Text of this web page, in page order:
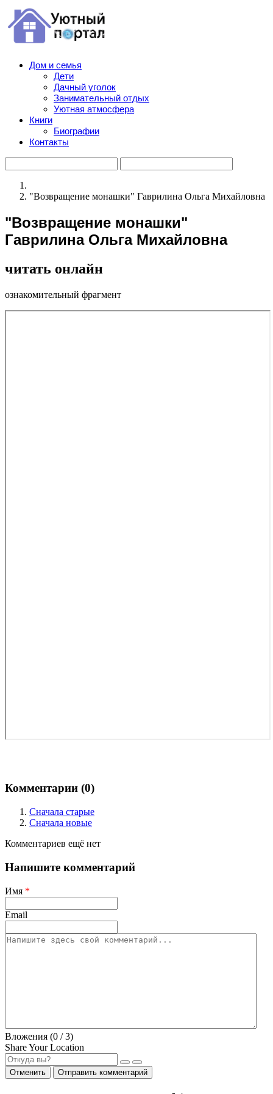
Дом и семья
Дети
Дачный уголок
Занимательный отдых
Уютная атмосфера
Книги
Биографии
Контакты
"Возвращение монашки" Гаврилина Ольга Михайловна
"Возвращение монашки"
Гаврилина Ольга Михайловна
читать онлайн
ознакомительный фрагмент
Комментарии (0)
Сначала старые
Сначала новые
Комментариев ещё нет
Напишите комментарий
Имя *
Email
Вложения (0 / 3)
Share Your Location
Отменить Отправить комментарий